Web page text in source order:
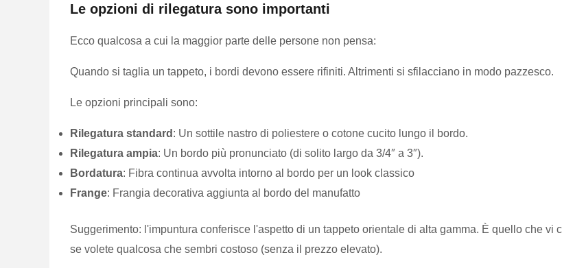
Le opzioni di rilegatura sono importanti
Ecco qualcosa a cui la maggior parte delle persone non pensa:
Quando si taglia un tappeto, i bordi devono essere rifiniti. Altrimenti si sfilacciano in modo pazzesco.
Le opzioni principali sono:
Rilegatura standard : Un sottile nastro di poliestere o cotone cucito lungo il bordo.
Rilegatura ampia: Un bordo più pronunciato (di solito largo da 3/4″ a 3″).
Bordatura: Fibra continua avvolta intorno al bordo per un look classico
Frange: Frangia decorativa aggiunta al bordo del manufatto
Suggerimento: l'impuntura conferisce l'aspetto di un tappeto orientale di alta gamma. È quello che vi
se volete qualcosa che sembri costoso (senza il prezzo elevato).